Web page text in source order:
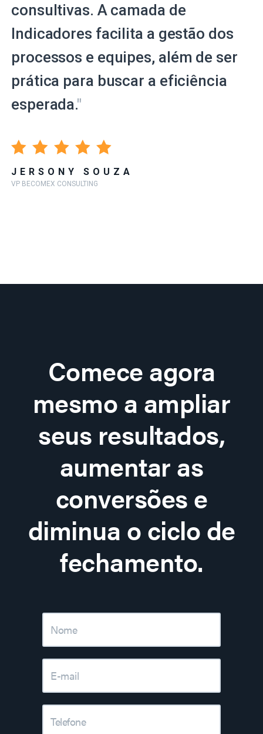
consultivas. A camada de
Indicadores facilita a gestão dos
processos e equipes, além de ser
prática para buscar a eficiência
esperada."
JERSONY SOUZA
VP BECOMEX CONSULTING
Comece agora
mesmo a ampliar
seus resultados,
aumentar as
conversões e
diminua o ciclo de
fechamento.